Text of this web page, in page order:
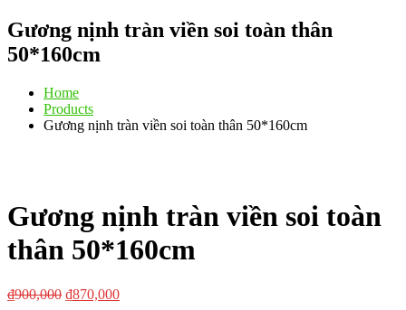
Gương nịnh tràn viền soi toàn thân
50*160cm
Home
Products
Gương nịnh tràn viền soi toàn thân 50*160cm
Gương nịnh tràn viền soi toàn
thân 50*160cm
₫900,000 ₫870,000